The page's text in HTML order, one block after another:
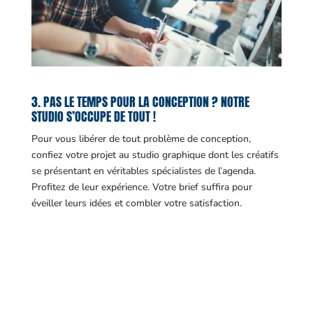
3. PAS LE TEMPS POUR LA CONCEPTION ? NOTRE
STUDIO S’OCCUPE DE TOUT !
Pour vous libérer de tout problème de conception,
confiez votre projet au studio graphique dont les créatifs
se présentant en véritables spécialistes de l’agenda.
Profitez de leur expérience. Votre brief suffira pour
éveiller leurs idées et combler votre satisfaction.